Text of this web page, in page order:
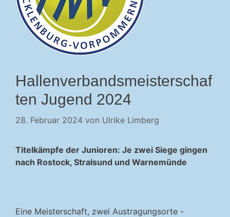
Hallenverbandsmeisterschaf
ten Jugend 2024
28. Februar 2024 von Ulrike Limberg
Titelkämpfe der Junioren: Je zwei Siege gingen
nach Rostock, Stralsund und Warnemünde
Eine Meisterschaft, zwei Austragungsorte -